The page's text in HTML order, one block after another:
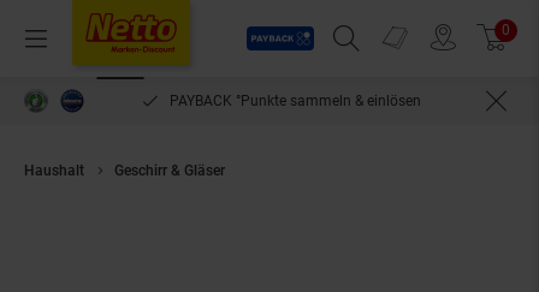
Menü
Payback
Suchfeld einblenden
Prospekte 0
PAYBACK °Punkte sammeln & einlösen
Haushalt Geschirr & Gläser